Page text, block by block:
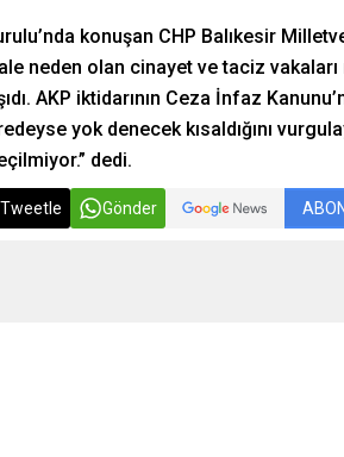
konuşan CHP Balıkesir
neden olan cinayet ve taciz vakaları
AKP iktidarının Ceza İnfaz
yok denecek kısaldığını
dedi.
Tweetle Gönder